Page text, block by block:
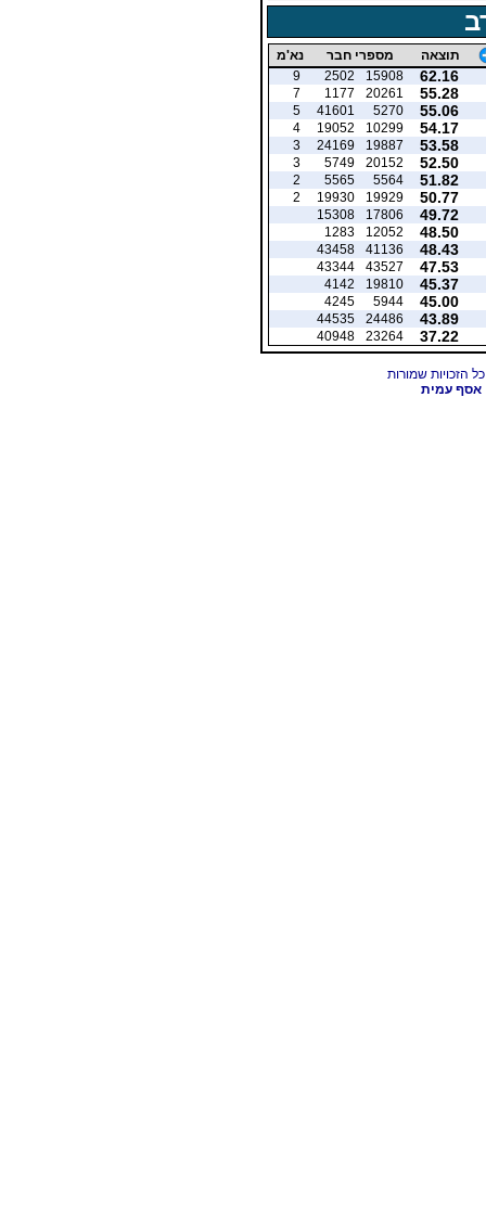
תוצאה מספרי חבר נא'מ
62.16
15908
2502
9
55.28
20261
1177
7
55.06
5270
41601
5
54.17
10299
19052
4
53.58
19887
24169
3
52.50
20152
5749
3
51.82
5564
5565
2
50.77
19929
19930
2
49.72
17806
15308
48.50
12052
1283
48.43
41136
43458
47.53
43527
43344
45.37
19810
4142
45.00
5944
4245
43.89
24486
44535
37.22
23264
40948
אסף עמית